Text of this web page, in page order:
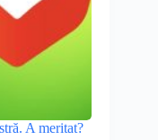
A meritat?